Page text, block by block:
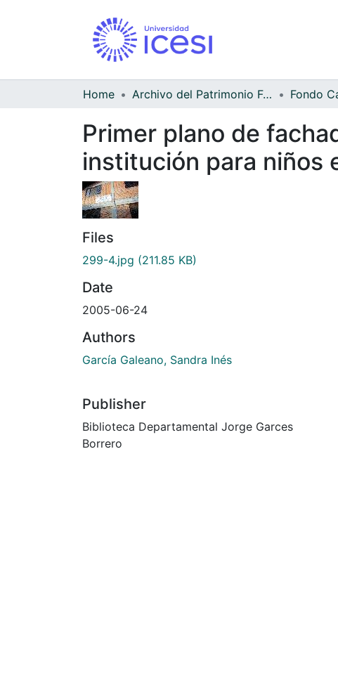
Home Archivo del Patrimonio Fotográfico y Fílmico del Valle del Cauca Fondo
Primer plano de
institución para niños
Files
299-4.jpg (211.85 KB)
Date
2005-06-24
Authors
García Galeano, Sandra Inés
Publisher
Biblioteca Departamental Jorge Garces
Borrero